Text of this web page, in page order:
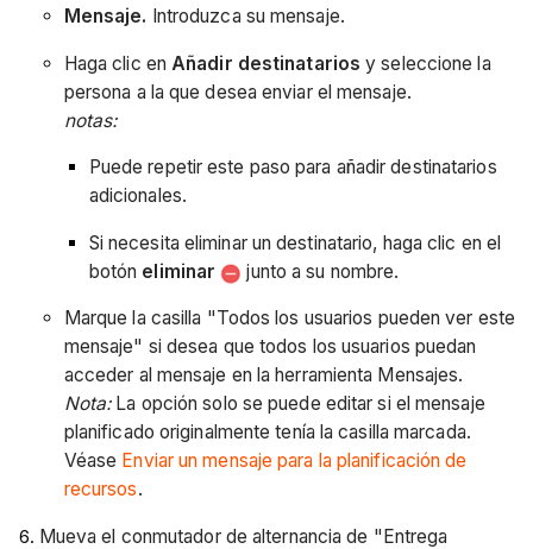
Mensaje. Introduzca su mensaje.
Haga clic enAñadir destinatarios y seleccione la
persona a la que desea enviar el mensaje.
notas:
Puede repetir este paso para añadir destinatarios
adicionales.
Si necesita eliminar un destinatario, haga clic en el
botón eliminar junto a su nombre.
Marque la casilla "Todos los usuarios pueden ver este
mensaje" si desea que todos los usuarios puedan
acceder al mensaje en la herramienta Mensajes.
Nota:La opción solo se puede editar si el mensaje
planificado originalmente tenía la casilla marcada.
Véase Enviar un mensaje para la planificación de
recursos.
Mueva el conmutador de alternancia de "Entrega